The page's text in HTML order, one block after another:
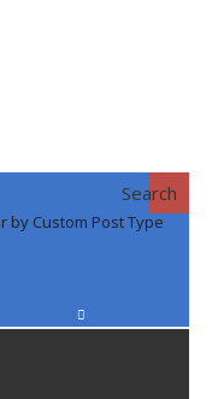
Search
by Custom Post Type